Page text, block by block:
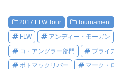
2017 FLW Tour Tournament
FLW アンディー・モーガン
コ・アングラー部門 ブライ
ポトマックリバー マーク・